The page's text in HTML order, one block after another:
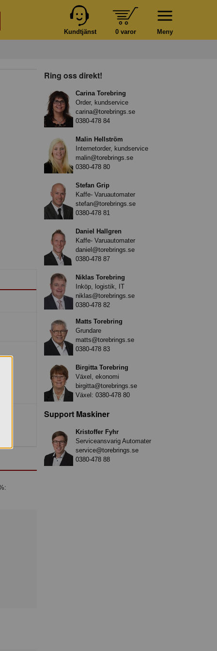
Meny
0 varor
Kundtjänst
Ring oss direkt!
Carina Torebring
Order, kundservice
carina@torebrings.se
0380-478 84
Malin Hellström
Internetorder, kundservice
malin@torebrings.se
0380-478 80
Stefan Grip
Kaffe- Varuautomater
stefan@torebrings.se
0380-478 81
Daniel Hallgren
Kaffe- Varuautomater
daniel@torebrings.se
0380-478 87
Niklas Torebring
Inköp, logistik, IT
niklas@torebrings.se
0380-478 82
Matts Torebring
Grundare
matts@torebrings.se
0380-478 83
Birgitta Torebring
Växel, ekonomi
birgitta@torebrings.se
Växel: 0380-478 80
Support Maskiner
Kristoffer Fyhr
Serviceansvarig Automater
service@torebrings.se
0380-478 88